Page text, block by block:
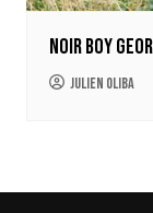
Noir Boy
Julien Oliba